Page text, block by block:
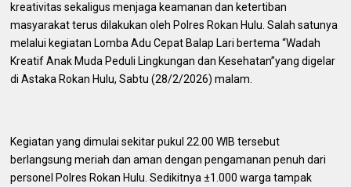
kreativitas sekaligus menjaga keamanan dan ketertiban
masyarakat terus dilakukan oleh Polres Rokan Hulu. Salah satunya
melalui kegiatan Lomba Adu Cepat Balap Lari bertema “Wadah
Kreatif Anak Muda Peduli Lingkungan dan Kesehatan”yang digelar
di Astaka Rokan Hulu, Sabtu (28/2/2026) malam.
Kegiatan yang dimulai sekitar pukul 22.00 WIB tersebut
berlangsung meriah dan aman dengan pengamanan penuh dari
personel Polres Rokan Hulu. Sedikitnya ±1.000 warga tampak